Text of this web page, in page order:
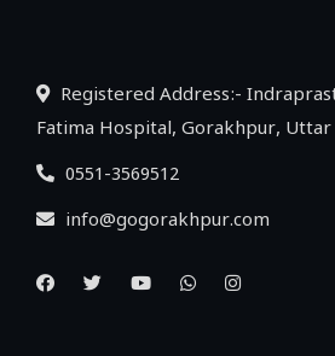
Registered Address:-
Fatima Hospital, Gorakhpur, Uttar
0551-3569512
info@gogorakhpur.com